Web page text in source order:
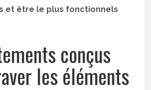
et être le plus fonctionnels
conçus
les éléments